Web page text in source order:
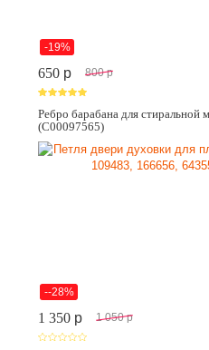
-19%
650 p 800 p
Ребро барабана для
(C00097565)
--28%
1 350 p 1 050 p